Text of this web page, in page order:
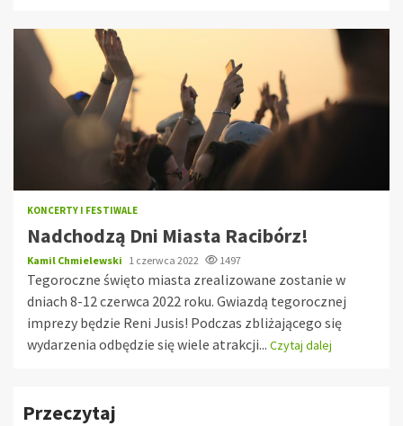
KONCERTY I FESTIWALE
Nadchodzą Dni Miasta Racibórz!
Kamil Chmielewski 1 czerwca 2022 1497
Tegoroczne święto miasta zrealizowane zostanie w
dniach 8-12 czerwca 2022 roku. Gwiazdą tegorocznej
imprezy będzie Reni Jusis! Podczas zbliżającego się
wydarzenia odbędzie się wiele atrakcji... Czytaj dalej
Przeczytaj